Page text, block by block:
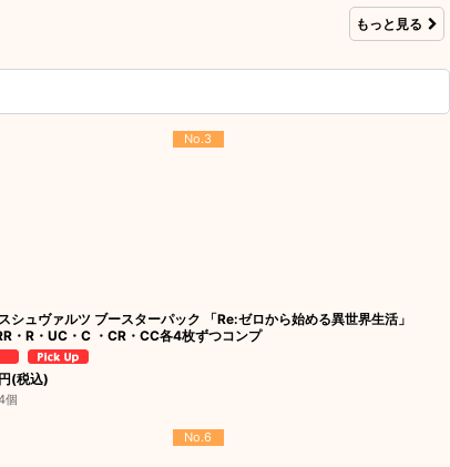
もっと見る
No.3
シュヴァルツ ブースターパック 「Re:ゼロから始める異世界生活」
・R・UC・C ・CR・CC各4枚ずつコンプ
円(税込)
個
No.6